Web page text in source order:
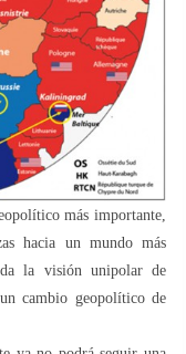
más importante,
hacia un mundo más
la visión unipolar de
cambio geopolítico de